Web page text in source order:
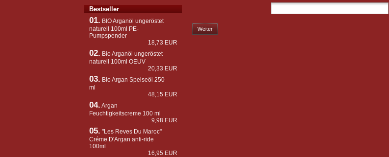
Weiter
Bestseller
01. BIO Arganöl ungeröstet
naturell 100ml PE-
Pumpspender
18,73 EUR
02. Bio Arganöl ungeröstet
naturell 100ml OEUV
20,33 EUR
03. Bio Argan Speiseöl 250
ml
48,15 EUR
04. Argan
Feuchtigkeitscreme 100 ml
9,98 EUR
05. "Les Reves Du Maroc"
Créme D'Argan anti-ride
100ml
16,95 EUR